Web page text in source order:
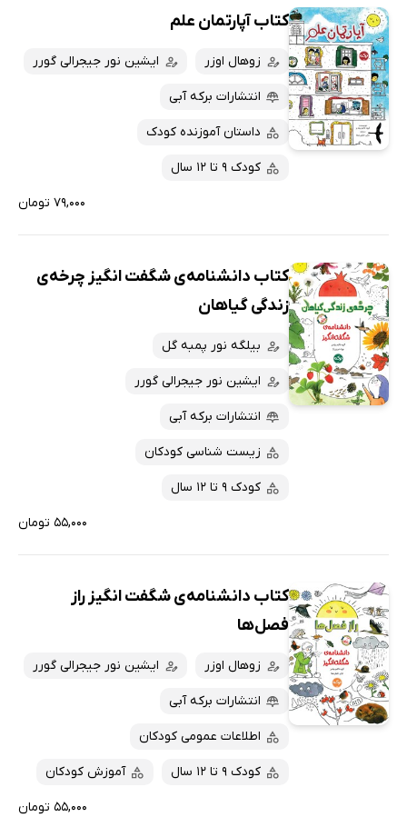
کتاب آپارتمان علم
زوهال اوزر ایشین نور جیجرالی گورر
انتشارات برکه آبی
داستان آموزنده کودک
کودک 9 تا 12 سال
۷۹,۰۰۰ تومان
کتاب دانشنامه‌ی شگفت انگیز چرخه‌ی
زندگی گیاهان
بیلگه نور پمبه گل
ایشین نور جیجرالی گورر
انتشارات برکه آبی
زیست شناسی کودکان
کودک 9 تا 12 سال
۵۵,۰۰۰ تومان
کتاب دانشنامه‌ی شگفت انگیز راز
فصل‌ها
زوهال اوزر ایشین نور جیجرالی گورر
انتشارات برکه آبی
اطلاعات عمومی کودکان
کودک 9 تا 12 سال آموزش کودکان
۵۵,۰۰۰ تومان